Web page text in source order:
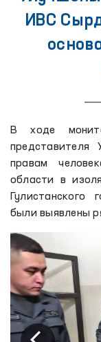
ИВС
В ходе
представителя
правам
области в
Гулистанского
были выявлены